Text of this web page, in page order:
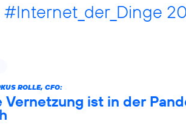
ROLLE, CFO:
Vernetzung ist in der